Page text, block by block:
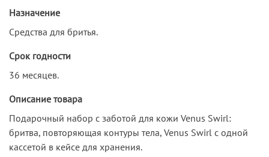
Назначение
Средства для бритья.
Срок годности
36 месяцев.
Описание товара
Подарочный набор с заботой для кожи Venus Swirl:
бритва, повторяющая контуры тела, Venus Swirl с одной
кассетой в кейсе для хранения.